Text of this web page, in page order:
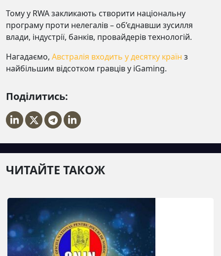
Тому у RWA закликають створити національну
програму проти нелегалів – об’єднавши зусилля
влади, індустрії, банків, провайдерів технологій.
Нагадаємо, Австралія входить у десятку країн з
найбільшим відсотком гравців у iGaming.
Поділитись:
ЧИТАЙТЕ ТАКОЖ